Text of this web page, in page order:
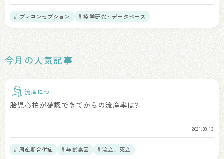
# プレコンセプション # 疫学研究・データベース
今月の人気記事
流産につい
胎児心拍が確認できてからの流産率は?
2021.09.13
# 周産期合併症 # 年齢素因 # 流産、死産